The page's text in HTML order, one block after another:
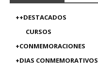
++DESTACADOS
CURSOS
+CONMEMORACIONES
+DIAS CONMEMORATIVOS